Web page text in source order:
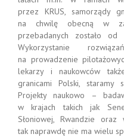
przez KRUS, samorządy
na chwilę obecną w
przebadanych zostało
Wykorzystanie
na prowadzenie
lekarzy i naukowców
granicami Polski, staramy
Projekty naukowo –
w krajach takich jak
Słoniowej, Rwandzie
tak naprawdę nie ma wielu